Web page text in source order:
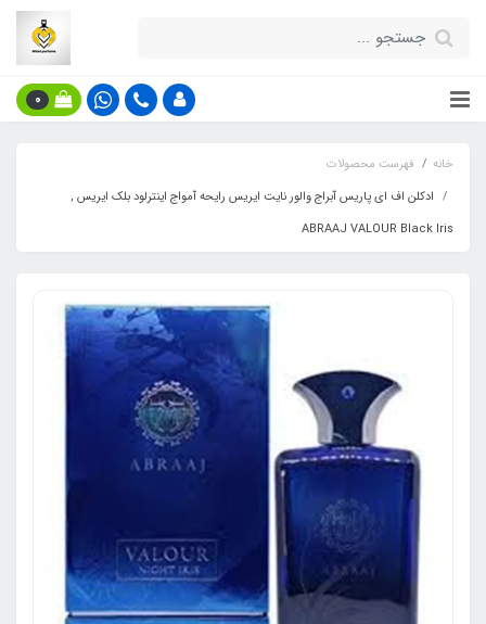
0
خانه
فهرست محصولات
ادکلن اف ای پاریس آبراج والور نایت ایریس رایحه آمواج اینترلود بلک ایریس ,
ABRAAJ VALOUR Black Iris